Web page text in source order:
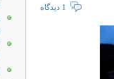
1 دیدگاه